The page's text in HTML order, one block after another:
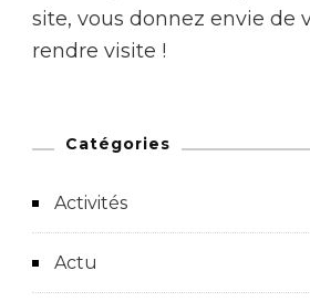
site, vous donnez envie de
rendre visite !
Catégories
Activités
Actu